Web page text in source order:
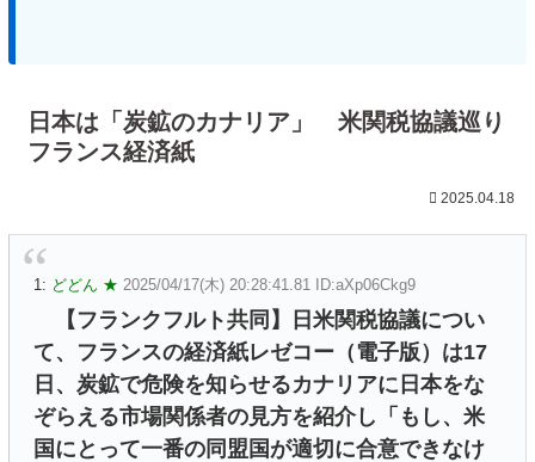
日本は「炭鉱のカナリア」 米関税協議巡り
フランス経済紙
2025.04.18
1: どどん ★ 2025/04/17(木) 20:28:41.81 ID:aXp06Ckg9
【フランクフルト共同】日米関税協議につい
て、フランスの経済紙レゼコー（電子版）は17
日、炭鉱で危険を知らせるカナリアに日本をな
ぞらえる市場関係者の見方を紹介し「もし、米
国にとって一番の同盟国が適切に合意できなけ